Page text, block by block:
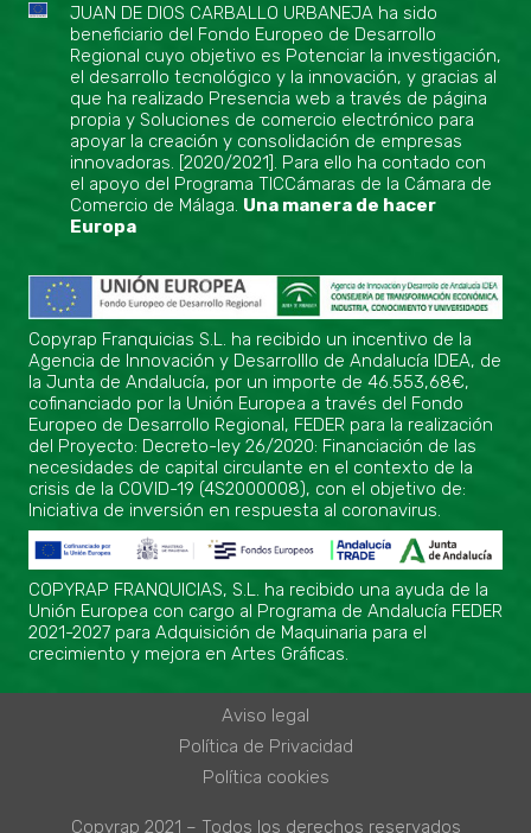
JUAN DE DIOS CARBALLO URBANEJA ha sido
beneficiario del Fondo Europeo de Desarrollo
Regional cuyo objetivo es Potenciar la investigación,
el desarrollo tecnológico y la innovación, y gracias al
que ha realizado Presencia web a través de página
propia y Soluciones de comercio electrónico para
apoyar la creación y consolidación de empresas
innovadoras. [2020/2021]. Para ello ha contado con
el apoyo del Programa TICCámaras de la Cámara de
Comercio de Málaga. Una manera de hacer
Europa
Copyrap Franquicias S.L. ha recibido un incentivo de la
Agencia de Innovación y Desarrolllo de Andalucía IDEA, de
la Junta de Andalucía, por un importe de 46.553,68€,
cofinanciado por la Unión Europea a través del Fondo
Europeo de Desarrollo Regional, FEDER para la realización
del Proyecto: Decreto-ley 26/2020: Financiación de las
necesidades de capital circulante en el contexto de la
crisis de la COVID-19 (4S2000008), con el objetivo de:
Iniciativa de inversión en respuesta al coronavirus.
COPYRAP FRANQUICIAS, S.L. ha recibido una ayuda de la
Unión Europea con cargo al Programa de Andalucía FEDER
2021-2027 para Adquisición de Maquinaria para el
crecimiento y mejora en Artes Gráficas.
Aviso legal
Política de Privacidad
Política cookies
Copyrap 2021 – Todos los derechos reservados